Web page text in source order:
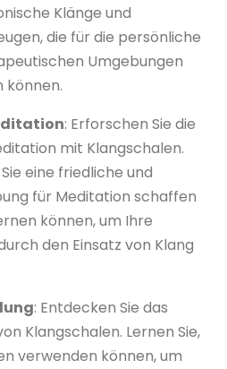
Klänge und
die für die persönliche
Umgebungen
können.
: Erforschen Sie die
mit Klangschalen.
eine friedliche und
für Meditation schaffen
können, um Ihre
den Einsatz von Klang
: Entdecken Sie das
Klangschalen. Lernen Sie,
verwenden können, um